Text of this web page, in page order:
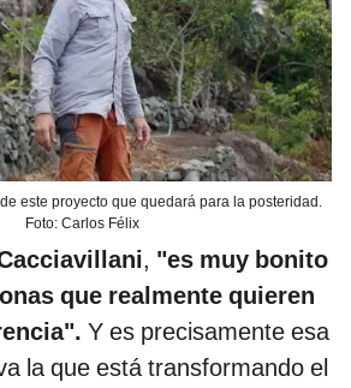
este proyecto que quedará para la posteridad.
Foto: Carlos Félix
, "es muy bonito
que realmente quieren
Y es precisamente esa
la que está transformando el